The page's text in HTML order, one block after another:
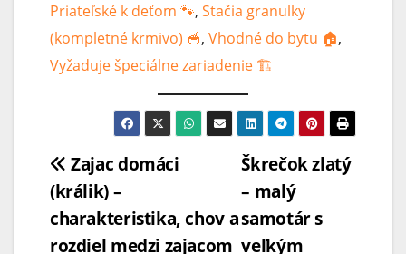
Priateľské k deťom 🐾, Stačia granulky
(kompletné krmivo) 🥣, Vhodné do bytu 🏠
Vyžaduje špeciálne zariadenie 🏗️
Škrečok zlatý
– malý
samotár s
veľkým
Zajac domáci
(králik) –
charakteristika, chov a
rozdiel medzi zajacom